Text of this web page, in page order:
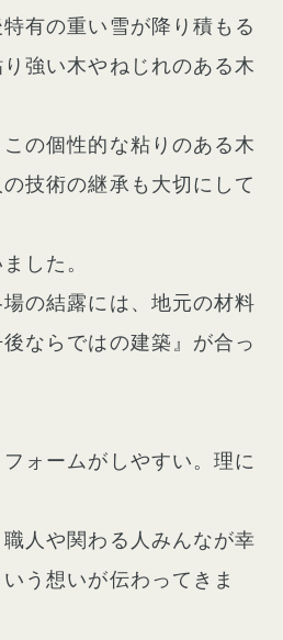
有の重い雪が降り積もる
強い木やねじれのある木
の個性的な粘りのある木
技術の継承も大切にして
した。
場の結露には、地元の材料
ならではの建築』が合っ
ォームがしやすい。理に
人や関わる人みんなが幸
う想いが伝わってきま